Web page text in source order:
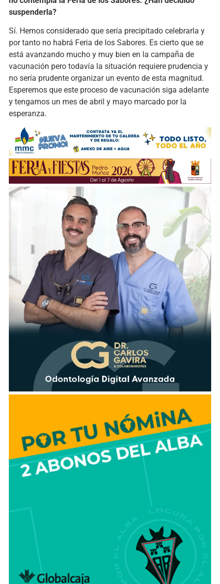
suspenderla?
Sí. Hemos considerado que sería precipitado celebrarla y
por tanto no habrá Feria de los Sabores. Es cierto que se
está avanzando mucho y muy bien en la campaña de
vacunación pero todavía la situación requiere prudencia y
no sería prudente organizar un evento de esta magnitud.
Esperemos que este proceso de vacunación siga adelante
y tengamos un mes de abril y mayo marcado por la
esperanza.